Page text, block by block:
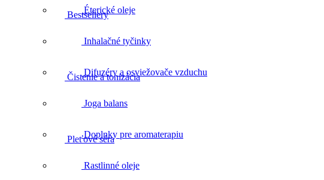
Éterické oleje
Inhalačné tyčinky
Difuzéry a osviežovače vzduchu
Joga balans
Doplnky pre aromaterapiu
Rastlinné oleje